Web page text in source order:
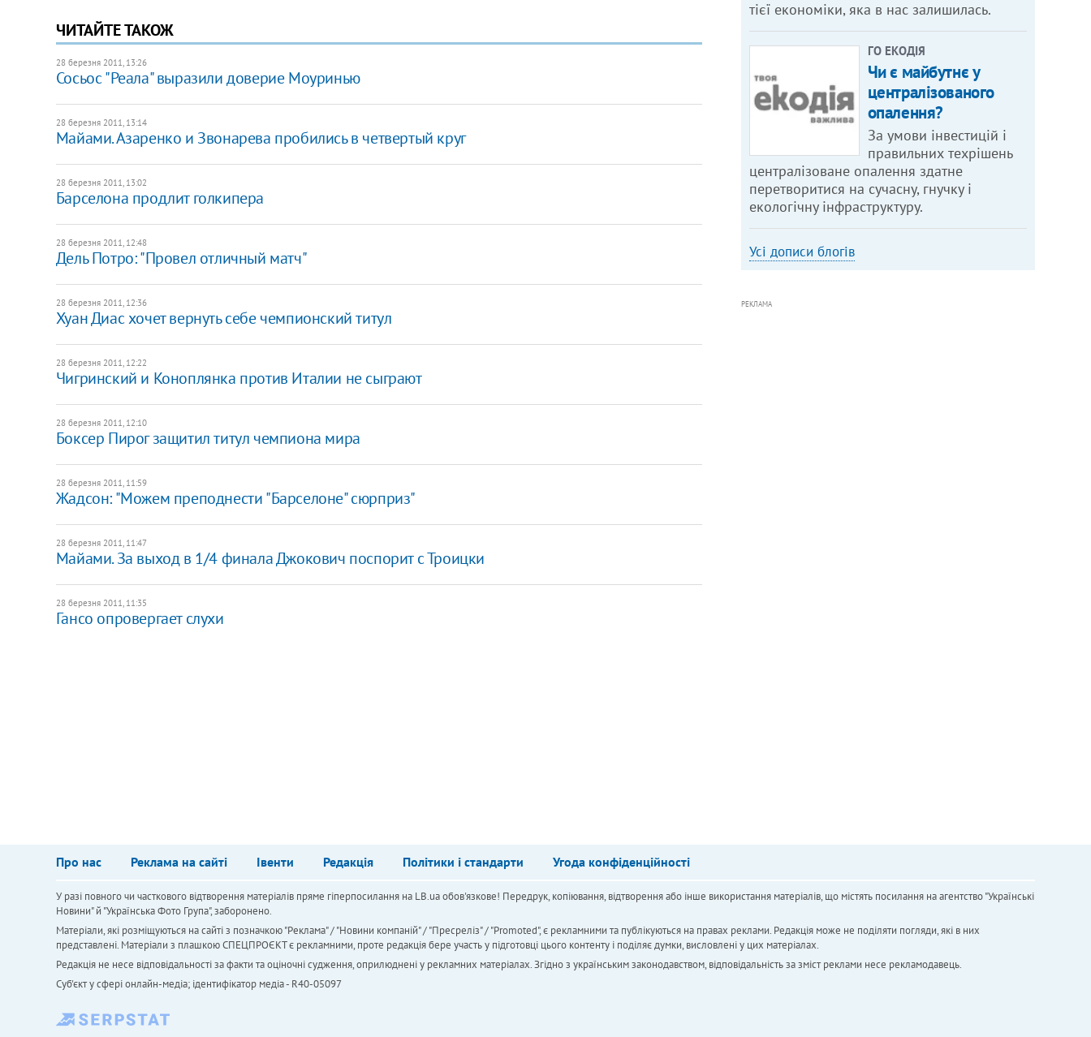
ЧИТАЙТЕ ТАКОЖ
28 березня 2011, 13:26
Сосьос "Реала" выразили доверие Моуринью
28 березня 2011, 13:14
Майами. Азаренко и Звонарева пробились в четвертый круг
28 березня 2011, 13:02
Барселона продлит голкипера
28 березня 2011, 12:48
Дель Потро: "Провел отличный матч"
28 березня 2011, 12:36
Хуан Диас хочет вернуть себе чемпионский титул
28 березня 2011, 12:22
Чигринский и Коноплянка против Италии не сыграют
28 березня 2011, 12:10
Боксер Пирог защитил титул чемпиона мира
28 березня 2011, 11:59
Жадсон: "Можем преподнести "Барселоне" сюрприз"
28 березня 2011, 11:47
Майами. За выход в 1/4 финала Джокович поспорит с Троицки
28 березня 2011, 11:35
Гансо опровергает слухи
тієї економіки, яка в нас залишилась.
ГО ЕКОДІЯ
Чи є майбутнє у
централізованого
опалення?
За умови інвестицій і
правильних техрішень
централізоване опалення здатне
перетворитися на сучасну, гнучку і
екологічну інфраструктуру.
Усі дописи блогів
РЕКЛАМА
Про нас Реклама на сайті Івенти Редакція Політики і стандарти Угода конфіденційності
У разі повного чи часткового відтворення матеріалів пряме гіперпосилання на LB.ua обов'язкове! Передрук, копіювання, відтворення або інше використання матеріалів, що містять посилання на агентство "Українськi
Новини" й "Українська Фото Група", заборонено.
Матеріали, які розміщуються на сайті з позначкою "Реклама" / "Новини компаній" / "Пресреліз" / "Promoted", є рекламними та публікуються на правах реклами. Редакція може не поділяти погляди, які в них
представлені. Матеріали з плашкою СПЕЦПРОЄКТ є рекламними, проте редакція бере участь у підготовці цього контенту і поділяє думки, висловлені у цих матеріалах.
Редакція не несе відповідальності за факти та оціночні судження, оприлюднені у рекламних матеріалах. Згідно з українським законодавством, відповідальність за зміст реклами несе рекламодавець.
Cуб'єкт у сфері онлайн-медіа; ідентифікатор медіа - R40-05097